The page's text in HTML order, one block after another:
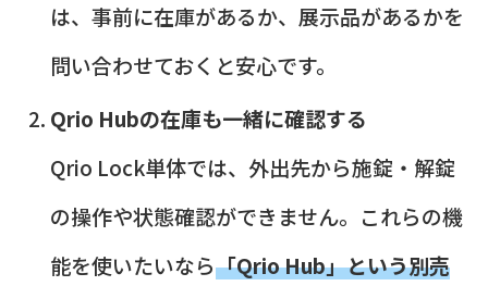
は、事前に在庫があるか、展示品があるかを
問い合わせておくと安心です。
Qrio Hubの在庫も一緒に確認する
Qrio Lock単体では、外出先から施錠・解錠
の操作や状態確認ができません。これらの機
能を使いたいなら「Qrio Hub」という別売